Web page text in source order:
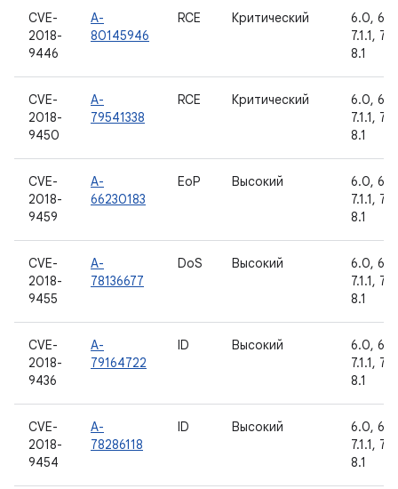
CVE-
2018-
9446
A-
80145946
RCE Критический
6.0,
7.1.1,
8.1
CVE-
2018-
9450
A-
79541338
RCE Критический
6.0,
7.1.1,
8.1
CVE-
2018-
9459
A-
66230183
EoP Высокий
6.0,
7.1.1,
8.1
CVE-
2018-
9455
A-
78136677
DoS Высокий
6.0,
7.1.1,
8.1
CVE-
2018-
9436
A-
79164722
ID Высокий
6.0,
7.1.1,
8.1
CVE-
2018-
9454
A-
78286118
ID Высокий
6.0,
7.1.1,
8.1